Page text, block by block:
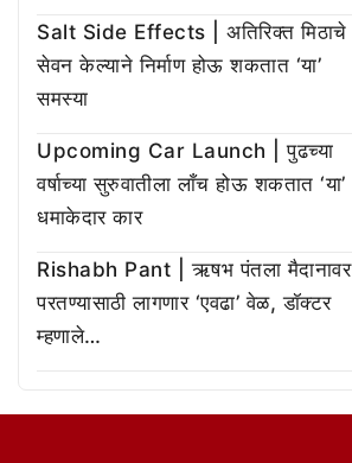
Salt Side Effects | अतिरिक्त मिठाचे
सेवन केल्याने निर्माण होऊ शकतात ‘या’
समस्या
Upcoming Car Launch | पुढच्या
वर्षाच्या सुरुवातीला लाँच होऊ शकतात ‘या’
धमाकेदार कार
Rishabh Pant | ऋषभ पंतला मैदानावर
परतण्यासाठी लागणार ‘एवढा’ वेळ, डॉक्टर
म्हणाले…